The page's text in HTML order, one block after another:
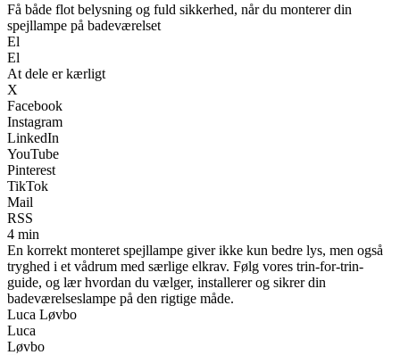
Få både flot belysning og fuld sikkerhed, når du monterer din
spejllampe på badeværelset
El
El
At dele er kærligt
X
Facebook
Instagram
LinkedIn
YouTube
Pinterest
TikTok
Mail
RSS
4 min
En korrekt monteret spejllampe giver ikke kun bedre lys, men også
tryghed i et vådrum med særlige elkrav. Følg vores trin-for-trin-
guide, og lær hvordan du vælger, installerer og sikrer din
badeværelseslampe på den rigtige måde.
Luca Løvbo
Luca
Løvbo